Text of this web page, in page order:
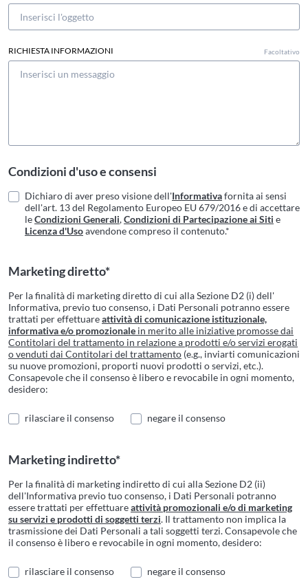
RICHIESTA INFORMAZIONI Facoltativo
Condizioni d'uso e consensi
Dichiaro di aver preso visione dell'Informativafornita ai sensi
dell'art. 13 del Regolamento Europeo EU 679/2016 e di accettare
leCondizioni Generali,Condizioni di Partecipazione ai Siti e
Licenza d'Usoavendone compreso il contenuto.*
Marketing diretto*
Per la finalità di marketing diretto di cui alla Sezione D2 (i) dell'
Informativa, previo tuo consenso, i Dati Personali potranno essere
trattati per effettuareattività di comunicazione istituzionale,
informativa e/o promozionale in merito alle iniziative promosse dai
Contitolari del trattamento in relazione a prodotti e/o servizi erogati
o venduti dai Contitolari del trattamento (e.g., inviarti comunicazioni
su nuove promozioni, proporti nuovi prodotti o servizi, etc.).
Consapevole che il consenso è libero e revocabile in ogni momento,
desidero:
rilasciare il consenso negare il consenso
Marketing indiretto*
Per la finalità di marketing indiretto di cui alla Sezione D2 (ii)
dell'Informativa previo tuo consenso, i Dati Personali potranno
essere trattati per effettuareattività promozionali e/o di marketing
su servizi e prodotti di soggetti terzi. Il trattamento non implica la
trasmissione dei Dati Personali a tali soggetti terzi. Consapevole che
il consenso è libero e revocabile in ogni momento, desidero:
rilasciare il consenso negare il consenso